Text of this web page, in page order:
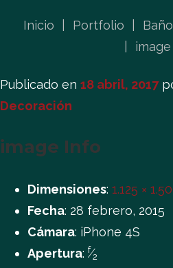
Inicio Portfolio
image
Publicado en 18 abril, 2017
Decoración
image Info
Dimensiones: 1.125 ×
Fecha: 28 febrero, 2015
Cámara: iPhone 4S
Apertura: f⁄2